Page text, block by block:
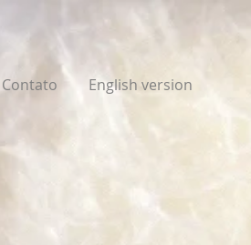
Contato English version